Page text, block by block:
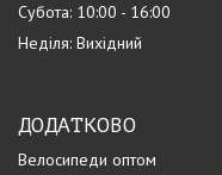
Субота: 10:00 - 16:00
Неділя: Вихідний
ДОДАТКОВО
Велосипеди оптом